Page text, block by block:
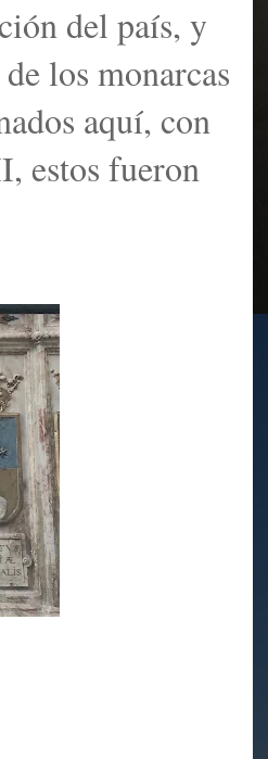
del país, y
los monarcas
aquí, con
, estos fueron